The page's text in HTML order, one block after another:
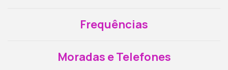
Frequências
Moradas e Telefones